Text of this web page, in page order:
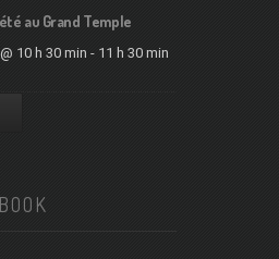
au Grand Temple
10 h 30 min - 11 h 30 min